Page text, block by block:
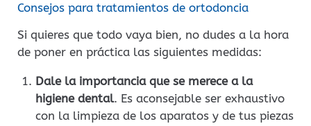
Consejos para tratamientos de ortodoncia
Si quieres que todo vaya bien, no dudes a la hora
de poner en práctica las siguientes medidas:
Dale la importancia que se merece a la
higiene dental. Es aconsejable ser exhaustivo
con la limpieza de los aparatos y de tus piezas